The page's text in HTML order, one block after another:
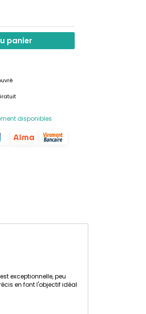
panier
disponibles
exceptionnelle, peu
en font l'objectif idéal